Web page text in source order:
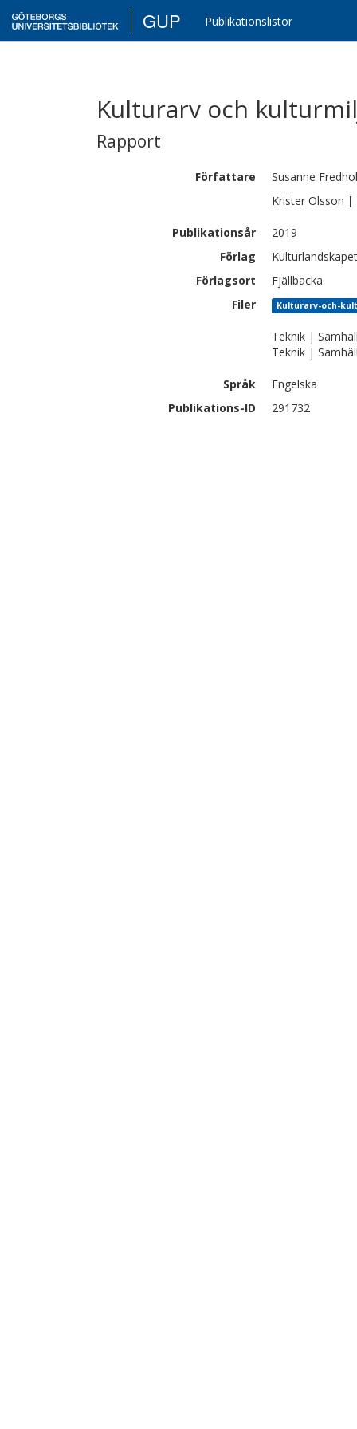
GUP Publikationslistor
Kulturarv och
Rapport
Författare Susanne
Krister Olsson |
Publikationsår
2019
Förlag
Kulturlandskapet
Förlagsort
Fjällbacka
Filer
Kulturarv-och-
Teknik |
Teknik |
Språk
Engelska
Publikations-ID
291732